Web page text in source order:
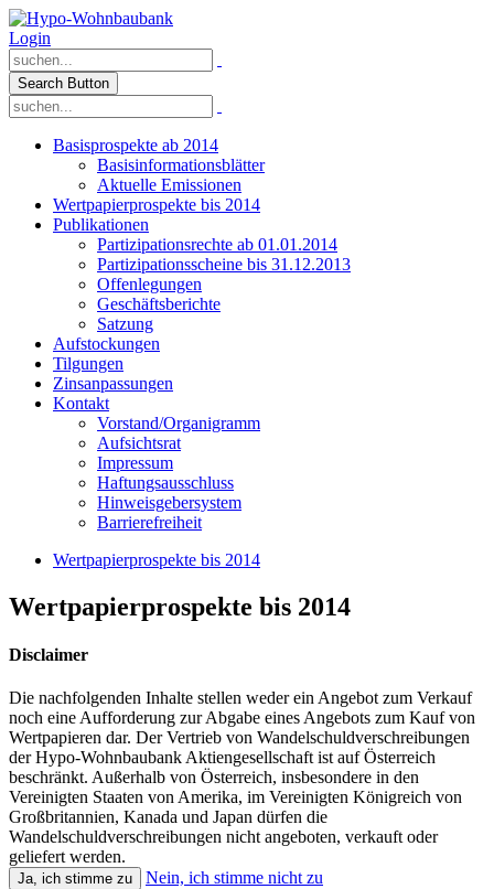
Login
Search Button
Basisprospekte ab 2014
Basisinformationsblätter
Aktuelle Emissionen
Wertpapierprospekte bis 2014
Publikationen
Partizipationsrechte ab 01.01.2014
Partizipationsscheine bis 31.12.2013
Offenlegungen
Geschäftsberichte
Satzung
Aufstockungen
Tilgungen
Zinsanpassungen
Kontakt
Vorstand/Organigramm
Aufsichtsrat
Impressum
Haftungsausschluss
Hinweisgebersystem
Barrierefreiheit
Wertpapierprospekte bis 2014
Wertpapierprospekte bis 2014
Disclaimer
Die nachfolgenden Inhalte stellen weder ein Angebot zum Verkauf
noch eine Aufforderung zur Abgabe eines Angebots zum Kauf von
Wertpapieren dar. Der Vertrieb von Wandelschuldverschreibungen
der Hypo-Wohnbaubank Aktiengesellschaft ist auf Österreich
beschränkt. Außerhalb von Österreich, insbesondere in den
Vereinigten Staaten von Amerika, im Vereinigten Königreich von
Großbritannien, Kanada und Japan dürfen die
Wandelschuldverschreibungen nicht angeboten, verkauft oder
geliefert werden.
Ja, ich stimme zu Nein, ich stimme nicht zu